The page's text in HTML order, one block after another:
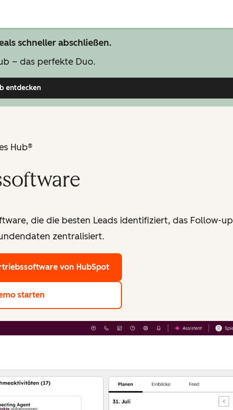
schneller abschließen.
– das perfekte Duo.
entdecken
Hub®
die die besten Leads identifiziert, das Follow-up
zentralisiert.
von HubSpot
starten